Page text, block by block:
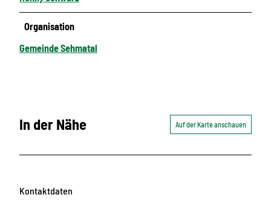
Organisation
Gemeinde Sehmatal
In der Nähe Auf der Karte anschauen
Kontaktdaten